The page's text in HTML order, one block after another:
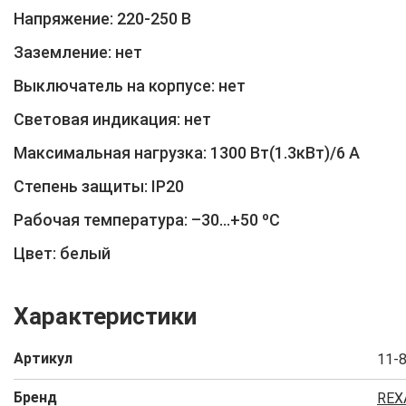
Напряжение: 220-250 В
Заземление: нет
Выключатель на корпусе: нет
Световая индикация: нет
Максимальная нагрузка: 1300 Вт(1.3кВт)/6 А
Степень защиты: IP20
Рабочая температура: –30...+50 ºС
Цвет: белый
Характеристики
Артикул 11-
Бренд